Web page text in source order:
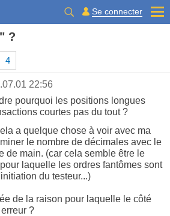
Se connecter
?
4
22:56
pourquoi les positions longues
courtes pas du tout ?
a quelque chose à voir avec ma
le nombre de décimales avec le
de main. (car cela semble être le
laquelle les ordres fantômes sont
du testeur...)
de la raison pour laquelle le côté
?